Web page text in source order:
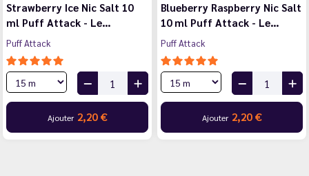
Strawberry Ice Nic Salt 10
ml Puff Attack - Le…
Puff Attack
Ajouter 2,20 €
Blueberry Raspberry Nic Salt
10 ml Puff Attack - Le…
Puff Attack
Ajouter 2,20 €